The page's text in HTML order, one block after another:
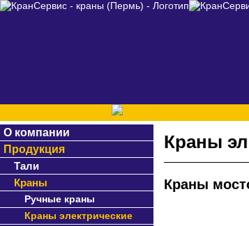
О компании
Продукция
Тали
Краны
Ручные краны
Краны электрические
Краны
Краны